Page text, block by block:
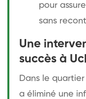
pour
sans
Une
succès à
Dans le
a éliminé une